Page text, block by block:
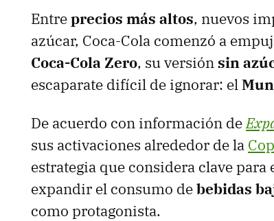
Entreprecios más altos, nuevos
azúcar, Coca-Cola comenzó a
Coca-Cola Zero, su versiónsin
escaparate difícil de ignorar: el
De acuerdo con información de
sus activaciones alrededor de la
estrategia que considera clave
expandir el consumo debebidas
como protagonista.